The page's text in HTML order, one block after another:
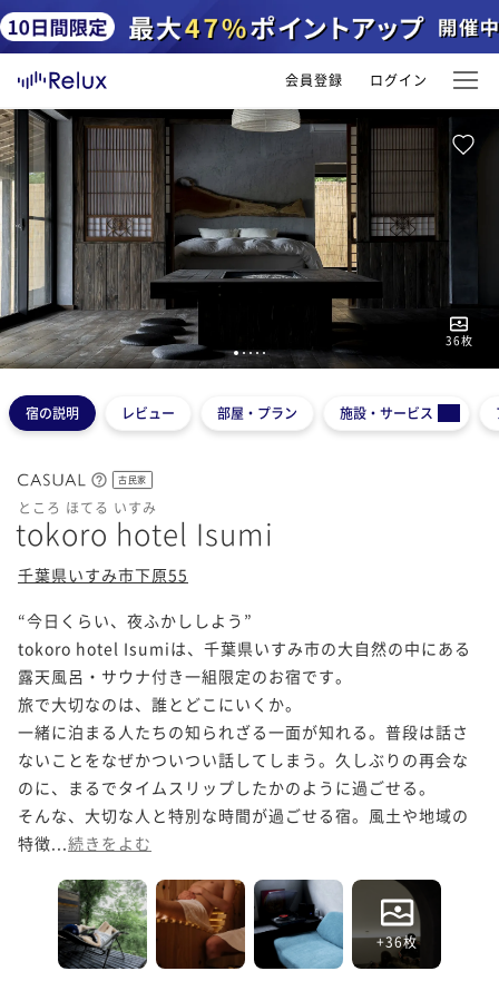
会員登録 ログイン
36枚
12345
宿の説明 レビュー 部屋・プラン 施設・サービス
古民家
ところ ほてる いすみ
tokoro hotel Isumi
千葉県いすみ市下原55
“今日くらい、夜ふかししよう”
tokoro hotel Isumiは、千葉県いすみ市の大自然の中にある
露天風呂・サウナ付き一組限定のお宿です。
旅で大切なのは、誰とどこにいくか。
一緒に泊まる人たちの知られざる一面が知れる。普段は話さ
ないことをなぜかついつい話してしまう。久しぶりの再会な
のに、まるでタイムスリップしたかのように過ごせる。
そんな、大切な人と特別な時間が過ごせる宿。風土や地域の
特徴... 続きをよむ
+36枚